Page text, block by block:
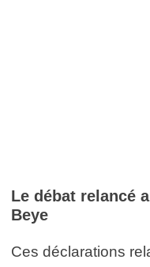
Le débat relancé
Beye
Ces déclarations